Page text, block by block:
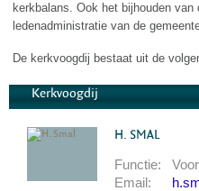
kerkbalans. Ook het bijhouden
ledenadministratie van de
De kerkvoogdij bestaat uit de
Kerkvoogdij
H. SMAL
Functie:
Email: